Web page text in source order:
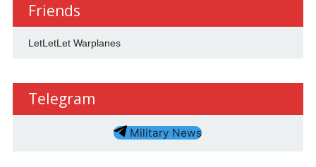
Friends
LetLetLet Warplanes
Telegram
Military News